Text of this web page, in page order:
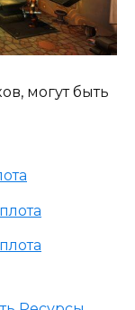
могут быть